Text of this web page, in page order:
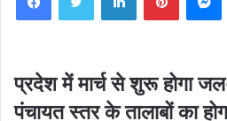
प्रदेश में मार्च से शुरू होगा
पंचायत स्तर के तालाबों का होगा